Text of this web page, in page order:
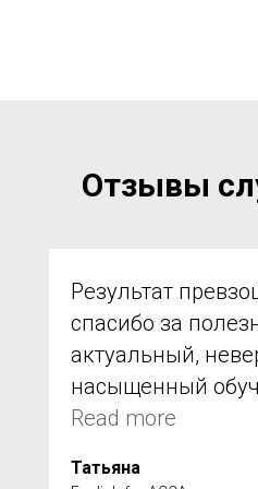
Отзывы
Результат
спасибо за
актуальный,
насыщенный
Дарья
и понятно
Read more
Татьяна